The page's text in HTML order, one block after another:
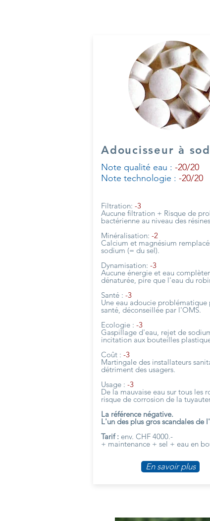
Adoucisseur à
Note qualité eau : -20/20
Note technologie : -20/20
Filtration: -3
Aucune filtration + Risque de
bactérienne au niveau des
Minéralisation: -2
Calcium et magnésium
sodium (= du sel).
Dynamisation: -3
Aucune énergie et eau
dénaturée, pire que l'eau du
Santé : -3
Une eau adoucie problématique
santé, déconseillée par l'OMS.
Ecologie : -3
Gaspillage d'eau, rejet de
incitation aux bouteilles
Coût : -3
Martingale des installateurs
détriment des usagers.
Usage : -3
De la mauvaise eau sur tous les
risque de corrosion de la
La référence négative.
L'un des plus gros scandales de
Tarif : env. CHF 4000.-
+ maintenance + sel + eau en
En savoir plus